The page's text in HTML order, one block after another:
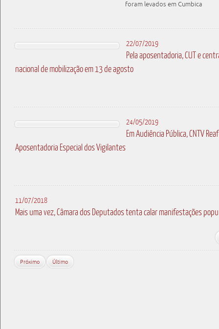
foram levados em Cumbica
22/07/2019
Pela aposentadoria, CUT e
nacional de mobilização em 13 de agosto
24/05/2019
Em Audiência Pública, CNTV
Aposentadoria Especial dos Vigilantes
11/07/2018
Mais uma vez, Câmara dos Deputados tenta calar manifestações
Próximo Último